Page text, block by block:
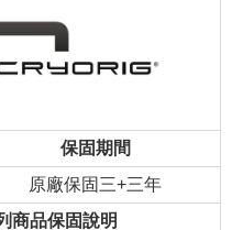
保固期間
原廠保固三+三年
商品保固說明